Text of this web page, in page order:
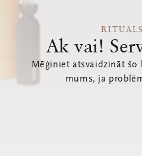
Ak vai!
Mēģiniet atsvaidzināt šo
mums, ja